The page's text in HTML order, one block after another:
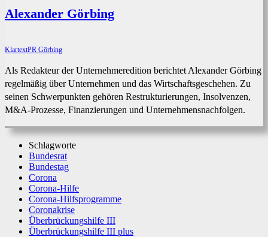
Alexander Görbing
KlartextPR Görbing
Als Redakteur der Unternehmeredition berichtet Alexander Görbing
regelmäßig über Unternehmen und das Wirtschaftsgeschehen. Zu
seinen Schwerpunkten gehören Restrukturierungen, Insolvenzen,
M&A-Prozesse, Finanzierungen und Unternehmensnachfolgen.
Schlagworte
Bundesrat
Bundestag
Corona
Corona-Hilfe
Corona-Hilfsprogramme
Coronakrise
Überbrückungshilfe III
Überbrückungshilfe III plus